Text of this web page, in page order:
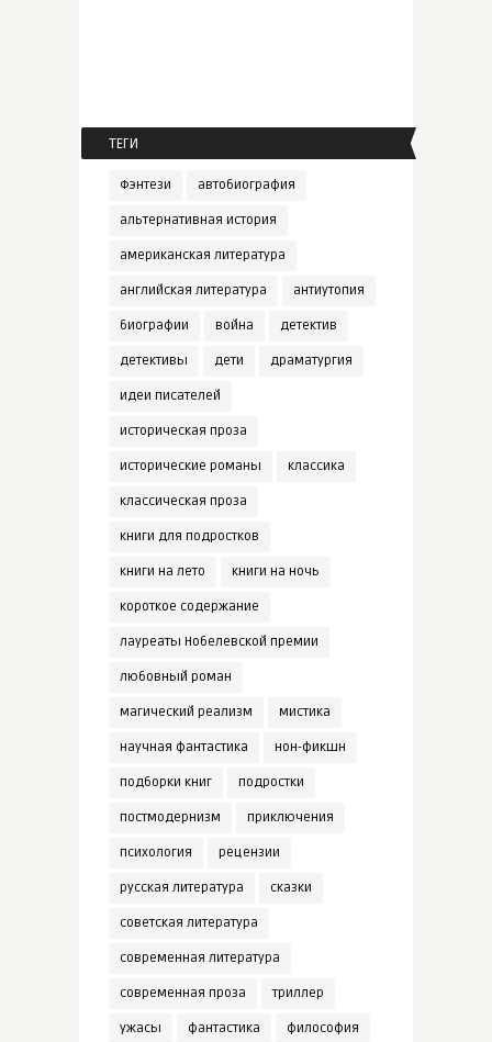
ТЕГИ
Фэнтези автобиография
альтернативная история
американская литература
английская литература антиутопия
биографии война детектив
детективы дети драматургия
идеи писателей
историческая проза
исторические романы классика
классическая проза
книги для подростков
книги на лето книги на ночь
короткое содержание
лауреаты Нобелевской премии
любовный роман
магический реализм мистика
научная фантастика нон-фикшн
подборки книг подростки
постмодернизм приключения
психология рецензии
русская литература сказки
советская литература
современная литература
современная проза триллер
ужасы фантастика философия